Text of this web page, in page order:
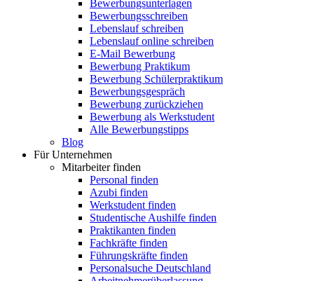
Bewerbungsunterlagen
Bewerbungsschreiben
Lebenslauf schreiben
Lebenslauf online schreiben
E-Mail Bewerbung
Bewerbung Praktikum
Bewerbung Schülerpraktikum
Bewerbungsgespräch
Bewerbung zurückziehen
Bewerbung als Werkstudent
Alle Bewerbungstipps
Blog
Für Unternehmen
Mitarbeiter finden
Personal finden
Azubi finden
Werkstudent finden
Studentische Aushilfe finden
Praktikanten finden
Fachkräfte finden
Führungskräfte finden
Personalsuche Deutschland